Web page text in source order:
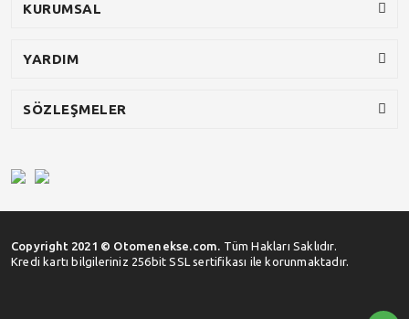
KURUMSAL
YARDIM
SÖZLEŞMELER
Copyright 2021 © Otomenekse.com. Tüm Hakları Saklıdır.
Kredi kartı bilgileriniz 256bit SSL sertifikası ile korunmaktadır.